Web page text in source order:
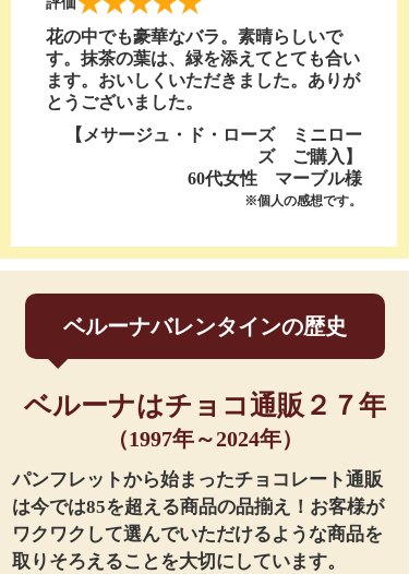
花の中でも豪華なバラ。素晴らしいで
す。抹茶の葉は、緑を添えてとても合い
ます。おいしくいただきました。ありが
とうございました。
【メサージュ・ド・ローズ ミニロー
ズ ご購入】
60代女性 マーブル様
※個人の感想です。
ベルーナバレンタインの歴史
ベルーナはチョコ通販２７年
（1997年～2024年）
パンフレットから始まったチョコレート通販
は今では85を超える商品の品揃え！お客様が
ワクワクして選んでいただけるような商品を
取りそろえることを大切にしています。